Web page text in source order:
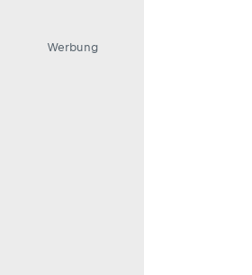
Werbung